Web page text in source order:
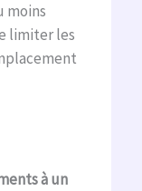
moins
limiter les
à un